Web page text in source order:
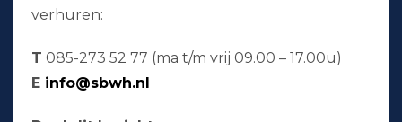
verhuren:
T 085-273 52 77 (ma t/m vrij 09.00 – 17.00u)
E info@sbwh.nl